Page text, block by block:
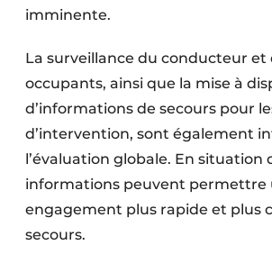
imminente.
La surveillance du conducteur et
occupants, ainsi que la mise à
d’informations de secours pour
d’intervention, sont également
l’évaluation globale. En situation
informations peuvent permettre
engagement plus rapide et plus
secours.